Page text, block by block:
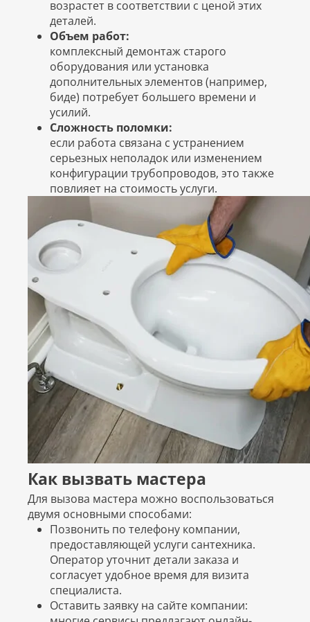
возрастет в соответствии с ценой этих
деталей.
Объем работ:
комплексный демонтаж старого
оборудования или установка
дополнительных элементов (например,
биде) потребует большего времени и
усилий.
Сложность поломки:
если работа связана с устранением
серьезных неполадок или изменением
конфигурации трубопроводов, это также
повлияет на стоимость услуги.
Как вызвать мастера
Для вызова мастера можно воспользоваться
двумя основными способами:
Позвонить по телефону компании,
предоставляющей услуги сантехника.
Оператор уточнит детали заказа и
согласует удобное время для визита
специалиста.
Оставить заявку на сайте компании: